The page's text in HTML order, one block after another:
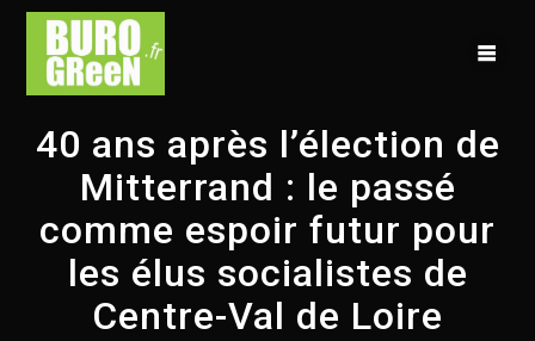
40 ans après l’élection de
Mitterrand : le passé
comme espoir futur pour
les élus socialistes de
Centre-Val de Loire